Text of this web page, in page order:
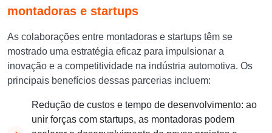
montadoras e startups
As colaborações entre montadoras e startups têm se
mostrado uma estratégia eficaz para impulsionar a
inovação e a competitividade na indústria automotiva. Os
principais benefícios dessas parcerias incluem:
Redução de custos e tempo de desenvolvimento: ao
unir forças com startups, as montadoras podem